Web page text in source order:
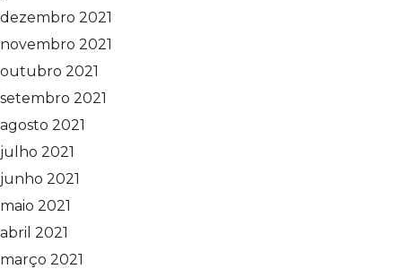
dezembro 2021
novembro 2021
outubro 2021
setembro 2021
agosto 2021
julho 2021
junho 2021
maio 2021
abril 2021
março 2021